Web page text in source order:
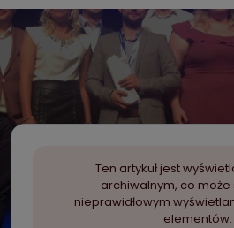
Ten artykuł jest
archiwalnym, co może
nieprawidłowym
elementów.